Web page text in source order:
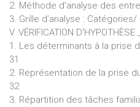
2. Méthode d’analyse des
3. Grille d’analyse : Catégories/
V. VÉRIFICATION D'HYPOTHÈSE
1. Les déterminants à la prise du
31
2. Représentation de la prise du
32
3. Répartition des tâches